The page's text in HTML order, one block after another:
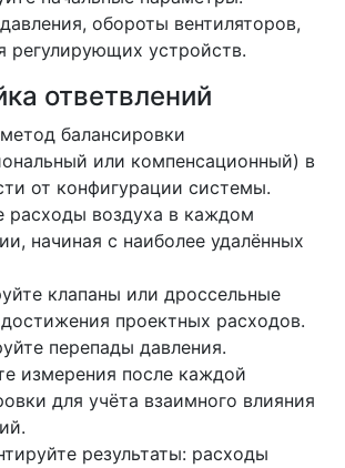
обороты вентиляторов,
регулирующих устройств.
ответвлений
балансировки
или компенсационный) в
от конфигурации системы.
расходы воздуха в каждом
начиная с наиболее удалённых
клапаны или дроссельные
проектных расходов.
перепады давления.
измерения после каждой
для учёта взаимного влияния
результаты: расходы